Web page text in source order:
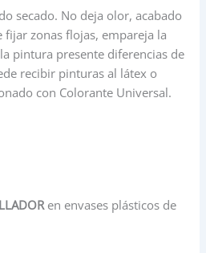
secado. No deja olor, acabado
fijar zonas flojas, empareja la
pintura presente diferencias de
recibir pinturas al látex o
con Colorante Universal.
en envases plásticos de